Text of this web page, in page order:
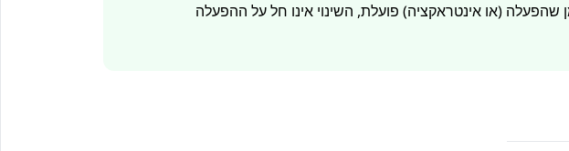
(או אינטראקציה) פועלת, השינוי אינו חל על ההפעלה